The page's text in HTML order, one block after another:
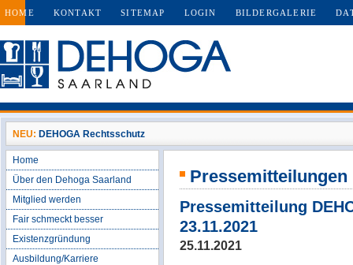
HOME KONTAKT SITEMAP LOGIN BILDERGALERIE
NEU: DEHOGA Rechtsschutz
Home
Über den Dehoga Saarland
Mitglied werden
Fair schmeckt besser
Existenzgründung
Ausbildung/Karriere
Pressemitteilungen
Pressemitteilung
23.11.2021
25.11.2021